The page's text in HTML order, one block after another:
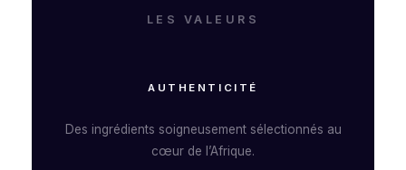
LES VALEURS
AUTHENTICITÉ
Des ingrédients soigneusement sélectionnés au
cœur de l’Afrique.